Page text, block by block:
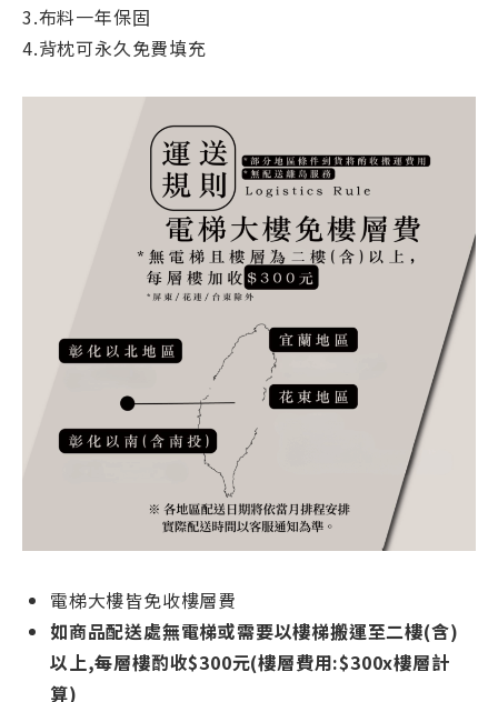
3.布料一年保固
4.背枕可永久免費填充
電梯大樓皆免收樓層費
如商品配送處無電梯或需要以樓梯搬運至二樓(含)
以上,每層樓酌收$300元(樓層費用:$300x樓層計
算)